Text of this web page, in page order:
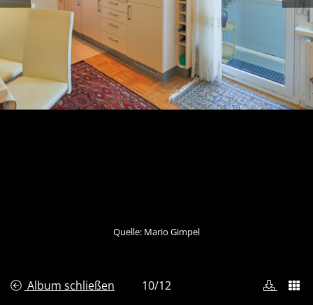
Quelle: Mario Gimpel
Album schließen 10/12 Bild